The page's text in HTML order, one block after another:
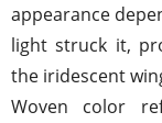
appearance
light struck it,
the iridescent
Woven color